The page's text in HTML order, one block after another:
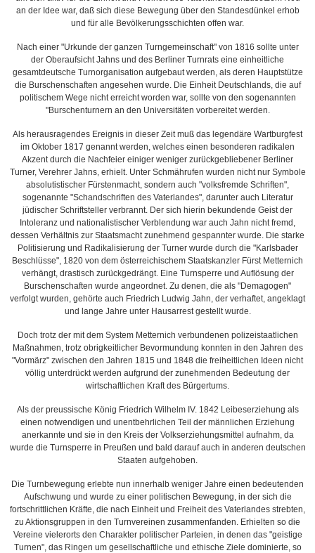
an der Idee war, daß sich diese Bewegung über den Standesdünkel erhob
und für alle Bevölkerungsschichten offen war.
Nach einer "Urkunde der ganzen Turngemeinschaft" von 1816 sollte unter
der Oberaufsicht Jahns und des Berliner Turnrats eine einheitliche
gesamtdeutsche Turnorganisation aufgebaut werden, als deren Hauptstütze
die Burschenschaften angesehen wurde. Die Einheit Deutschlands, die auf
politischem Wege nicht erreicht worden war, sollte von den sogenannten
"Burschenturnern an den Universitäten vorbereitet werden.
Als herausragendes Ereignis in dieser Zeit muß das legendäre Wartburgfest
im Oktober 1817 genannt werden, welches einen besonderen radikalen
Akzent durch die Nachfeier einiger weniger zurückgebliebener Berliner
Turner, Verehrer Jahns, erhielt. Unter Schmährufen wurden nicht nur Symbole
absolutistischer Fürstenmacht, sondern auch "volksfremde Schriften",
sogenannte "Schandschriften des Vaterlandes", darunter auch Literatur
jüdischer Schriftsteller verbrannt. Der sich hierin bekundende Geist der
Intoleranz und nationalistischer Verblendung war auch Jahn nicht fremd,
dessen Verhältnis zur Staatsmacht zunehmend gespannter wurde. Die starke
Politisierung und Radikalisierung der Turner wurde durch die "Karlsbader
Beschlüsse", 1820 von dem österreichischem Staatskanzler Fürst Metternich
verhängt, drastisch zurückgedrängt. Eine Turnsperre und Auflösung der
Burschenschaften wurde angeordnet. Zu denen, die als "Demagogen"
verfolgt wurden, gehörte auch Friedrich Ludwig Jahn, der verhaftet, angeklagt
und lange Jahre unter Hausarrest gestellt wurde.
Doch trotz der mit dem System Metternich verbundenen polizeistaatlichen
Maßnahmen, trotz obrigkeitlicher Bevormundung konnten in den Jahren des
"Vormärz" zwischen den Jahren 1815 und 1848 die freiheitlichen Ideen nicht
völlig unterdrückt werden aufgrund der zunehmenden Bedeutung der
wirtschaftlichen Kraft des Bürgertums.
Als der preussische König Friedrich Wilhelm IV. 1842 Leibeserziehung als
einen notwendigen und unentbehrlichen Teil der männlichen Erziehung
anerkannte und sie in den Kreis der Volkserziehungsmittel aufnahm, da
wurde die Turnsperre in Preußen und bald darauf auch in anderen deutschen
Staaten aufgehoben.
Die Turnbewegung erlebte nun innerhalb weniger Jahre einen bedeutenden
Aufschwung und wurde zu einer politischen Bewegung, in der sich die
fortschrittlichen Kräfte, die nach Einheit und Freiheit des Vaterlandes strebten,
zu Aktionsgruppen in den Turnvereinen zusammenfanden. Erhielten so die
Vereine vielerorts den Charakter politischer Parteien, in denen das "geistige
Turnen", das Ringen um gesellschaftliche und ethische Ziele dominierte, so